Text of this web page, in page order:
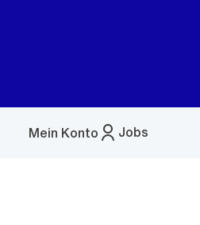
Jobs
Mein Konto
Menü